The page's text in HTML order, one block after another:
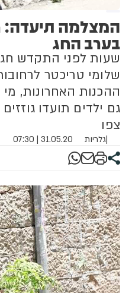
המצלמה תיעדה:
בערב החג
שעות לפני התקדש
שלומי טריכטר
ההכנות האחרונות,
גם ילדים תועדו
צפו
|גלריות 31.05.20 | 07:30